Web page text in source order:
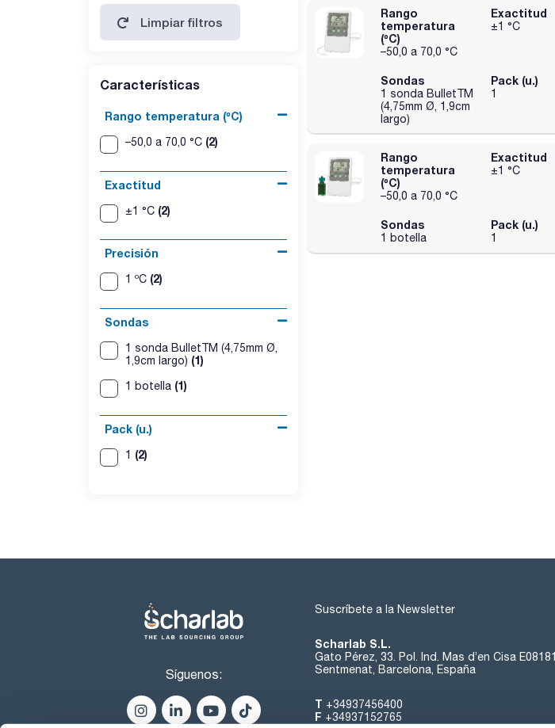
Limpiar filtros
Características
Rango temperatura (ºC)
–50,0 a 70,0 °C (2)
Exactitud
±1 °C (2)
Precisión
1 ºC (2)
Sondas
1 sonda BulletTM (4,75mm Ø,
1,9cm largo) (1)
1 botella (1)
Pack (u.)
1 (2)
Rango
temperatura
(ºC)
–50,0 a 70,0 °C
Exactitud
±1 °C
Sondas
1 sonda BulletTM
(4,75mm Ø, 1,9cm
largo)
Pack (u.)
1
Rango
temperatura
(ºC)
–50,0 a 70,0 °C
Exactitud
±1 °C
Sondas
1 botella
Pack (u.)
1
Síguenos:
Suscríbete a la Newsletter
Scharlab S.L.
Gato Pérez, 33. Pol. Ind. Mas d’en Cisa E08181
Sentmenat, Barcelona, España
T +34937456400
F +34937152765